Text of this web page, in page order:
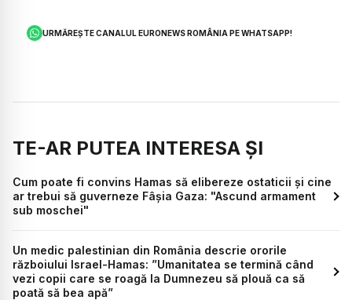
URMĂREȘTE CANALUL EURONEWS ROMÂNIA PE WHATSAPP!
TE-AR PUTEA INTERESA ȘI
Cum poate fi convins Hamas să elibereze ostaticii și cine
ar trebui să guverneze Fâșia Gaza: "Ascund armament
sub moschei"
Un medic palestinian din România descrie ororile
războiului Israel-Hamas: ”Umanitatea se termină când
vezi copii care se roagă la Dumnezeu să plouă ca să
poată să bea apă”